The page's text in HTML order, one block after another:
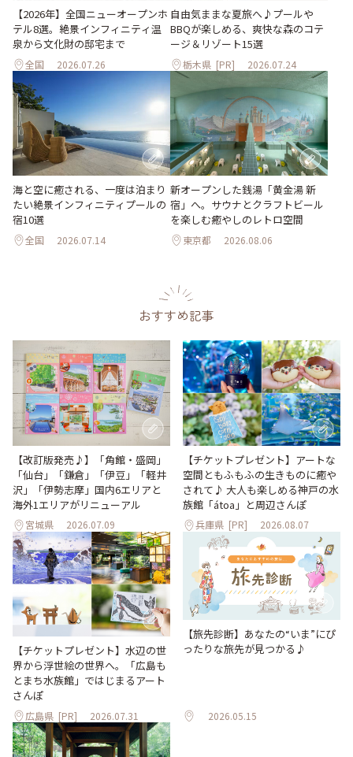
【2026年】全国ニューオープンホ
テル8選。絶景インフィニティ温
泉から文化財の邸宅まで
全国 2026.07.26
自由気ままな夏旅へ♪プールや
BBQが楽しめる、爽快な森のコテ
ージ＆リゾート15選
栃木県 [PR] 2026.07.24
海と空に癒される、一度は泊まり
たい絶景インフィニティプールの
宿10選
全国 2026.07.14
新オープンした銭湯「黄金湯 新
宿」へ。サウナとクラフトビール
を楽しむ癒やしのレトロ空間
東京都 2026.08.06
おすすめ記事
【改訂版発売♪】「角館・盛岡」
「仙台」「鎌倉」「伊豆」「軽井
沢」「伊勢志摩」国内6エリアと
海外1エリアがリニューアル
宮城県 2026.07.09
【チケットプレゼント】アートな
空間ともふもふの生きものに癒や
されて♪ 大人も楽しめる神戸の水
族館「átoa」と周辺さんぽ
兵庫県 [PR] 2026.08.07
【チケットプレゼント】水辺の世
界から浮世絵の世界へ。「広島も
とまち水族館」ではじまるアート
さんぽ
広島県 [PR] 2026.07.31
【旅先診断】あなたの“いま”にぴ
ったりな旅先が見つかる♪
2026.05.15